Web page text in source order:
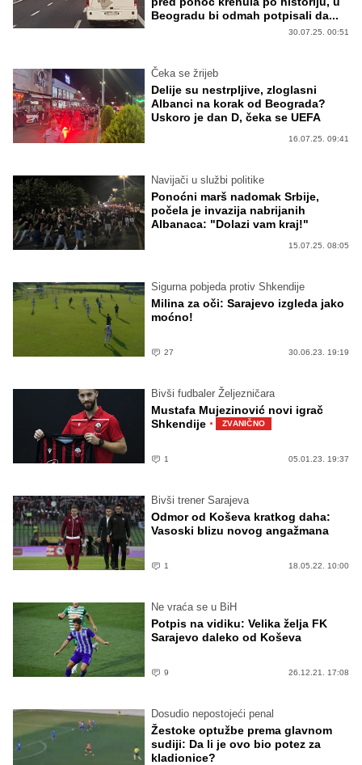
Beogradu bi odmah potpisali da...
30.07.25. 00:51
Čeka se žrijeb
Delije su nestrpljive, zloglasni
Albanci na korak od Beograda?
Uskoro je dan D, čeka se UEFA
16.07.25. 09:41
Navijači u službi politike
Ponoćni marš nadomak Srbije,
počela je invazija nabrijanih
Albanaca: "Dolazi vam kraj!"
15.07.25. 08:05
Sigurna pobjeda protiv Shkendije
Milina za oči: Sarajevo izgleda jako
moćno!
27 30.06.23. 19:19
Bivši fudbaler Željezničara
Mustafa Mujezinović novi igrač
Shkendije · ZVANIČNO
1 05.01.23. 19:37
Bivši trener Sarajeva
Odmor od Koševa kratkog daha:
Vasoski blizu novog angažmana
1 18.05.22. 10:00
Ne vraća se u BiH
Potpis na vidiku: Velika želja FK
Sarajevo daleko od Koševa
9 26.12.21. 17:08
Dosudio nepostojeći penal
Žestoke optužbe prema glavnom
sudiji: Da li je ovo bio potez za
kladionice?